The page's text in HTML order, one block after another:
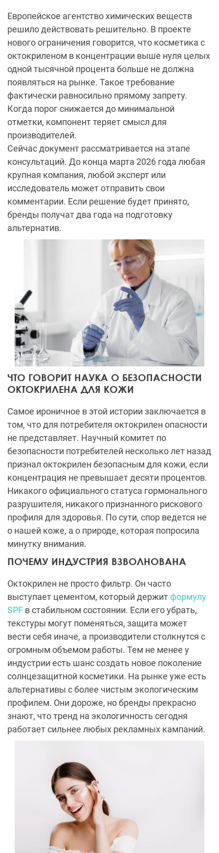
Европейское агентство химических веществ
решило действовать решительно. В проекте
нового ограничения говорится, что косметика с
октокриленом в концентрации выше нуля целых
одной тысячной процента больше не должна
появляться на рынке. Такое требование
фактически равносильно прямому запрету.
Когда порог снижается до минимальной
отметки, компонент теряет смысл для
производителей.
Сейчас документ рассматривается на этапе
консультаций. До конца марта 2026 года любая
крупная компания, любой эксперт или
исследователь может отправить свои
комментарии. Если решение будет принято,
бренды получат два года на подготовку
альтернатив.
ЧТО ГОВОРИТ НАУКА О БЕЗОПАСНОСТИ
ОКТОКРИЛЕНА ДЛЯ КОЖИ
Самое ироничное в этой истории заключается в
том, что для потребителя октокрилен опасности
не представляет. Научный комитет по
безопасности потребителей несколько лет назад
признал октокрилен безопасным для кожи, если
концентрация не превышает десяти процентов.
Никакого официального статуса гормонального
разрушителя, никакого признанного рискового
профиля для здоровья. По сути, спор ведется не
о нашей коже, а о природе, которая попросила
минутку внимания.
ПОЧЕМУ ИНДУСТРИЯ ВЗВОЛНОВАНА
Октокрилен не просто фильтр. Он часто
выступает цементом, который держит формулу
SPF в стабильном состоянии. Если его убрать,
текстуры могут поменяться, защита может
вести себя иначе, а производители столкнутся с
огромным объемом работы. Тем не менее у
индустрии есть шанс создать новое поколение
солнцезащитной косметики. На рынке уже есть
альтернативы с более чистым экологическим
профилем. Они дороже, но бренды прекрасно
знают, что тренд на экологичность сегодня
работает сильнее любых рекламных кампаний.